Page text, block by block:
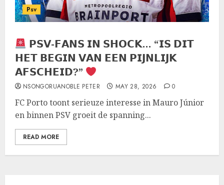
Psv
𝗣𝗦𝗩-𝗙𝗔𝗡𝗦 𝗜𝗡 𝗦𝗛𝗢𝗖𝗞… “𝗜𝗦 𝗗𝗜𝗧
𝗛𝗘𝗧 𝗕𝗘𝗚𝗜𝗡 𝗩𝗔𝗡 𝗘𝗘𝗡 𝗣𝗜𝗝𝗡𝗟𝗜𝗝𝗞
𝗔𝗙𝗦𝗖𝗛𝗘𝗜𝗗?”
NSONGORUANOBLE PETER MAY 28, 2026 0
FC Porto toont serieuze interesse in Mauro Júnior
en binnen PSV groeit de spanning...
READ MORE